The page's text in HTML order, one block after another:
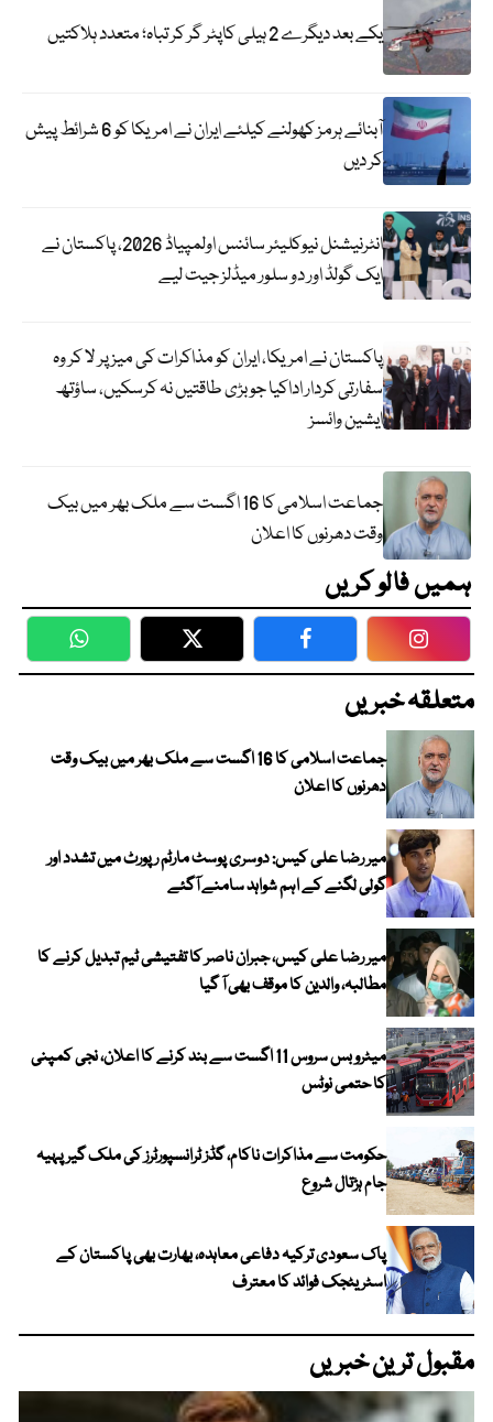
یکے بعد دیگرے 2 ہیلی کاپٹر گر کر تباہ؛ متعدد ہلاکتیں
آبنائے ہرمز کھولنے کیلئے ایران نے امریکا کو 6 شرائط پیش
کر دیں
انٹرنیشنل نیوکلیئر سائنس اولمپیاڈ 2026، پاکستان نے
ایک گولڈ اور دو سلور میڈلز جیت لیے
پاکستان نے امریکا، ایران کو مذاکرات کی میز پر لا کر وہ
سفارتی کردار اداکیا جو بڑی طاقتیں نہ کرسکیں، ساؤتھ
ایشین وائسز
جماعت اسلامی کا 16 اگست سے ملک بھر میں بیک
وقت دھرنوں کا اعلان
ہمیں فالو کریں
WhatsApp Twitter Facebook
متعلقہ خبریں
جماعت اسلامی کا 16 اگست سے ملک بھر میں بیک وقت
دھرنوں کا اعلان
میر رضا علی کیس: دوسری پوسٹ مارٹم رپورٹ میں تشدد اور
گولی لگنے کے اہم شواہد سامنے آگئے
میر رضا علی کیس، جبران ناصر کا تفتیشی ٹیم تبدیل کرنے کا
مطالبہ، والدین کا موقف بھی آ گیا
میٹرو بس سروس 11 اگست سے بند کرنے کا اعلان، نجی کمپنی
کا حتمی نوٹس
حکومت سے مذاکرات ناکام، گڈز ٹرانسپورٹرز کی ملک گیر پہیہ
جام ہڑتال شروع
پاک سعودی ترکیہ دفاعی معاہدہ، بھارت بھی پاکستان کے
اسٹریٹجک فوائد کا معترف
مقبول ترین خبریں